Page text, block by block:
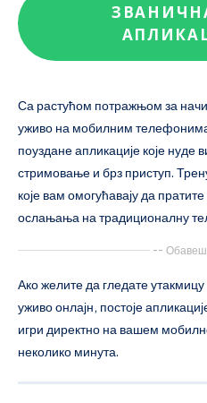
Са растућом потражњом за
уживо на мобилним
поуздане апликације које нуде
стримовање и брз приступ.
које вам омогућавају да
ослањања на традиционалну
--
Ако желите да гледате
уживо онлајн, постоје
игри директно на вашем
неколико минута.